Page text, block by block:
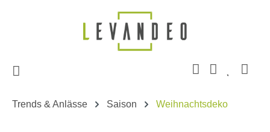
Zum Hauptinhalt springen
Trends & Anlässe Saison Weihnachtsdeko